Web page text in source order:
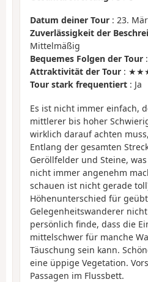
Datum deiner Tour : 23.
Zuverlässigkeit der
Mittelmäßig
Bequemes Folgen der Tour
Attraktivität der Tour :
Tour stark frequentiert : Ja
Es ist nicht immer einfach,
mittlerer bis hoher
wirklich darauf achten
Entlang der gesamten
Geröllfelder und Steine,
nicht immer angenehm
schauen ist nicht gerade
Höhenunterschied für
Gelegenheitswanderer
persönlich finde, dass die
mittelschwer für manche
Täuschung sein kann.
eine üppige Vegetation.
Passagen im Flussbett.